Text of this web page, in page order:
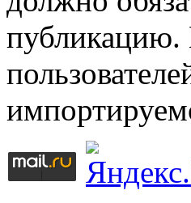
публикацию.